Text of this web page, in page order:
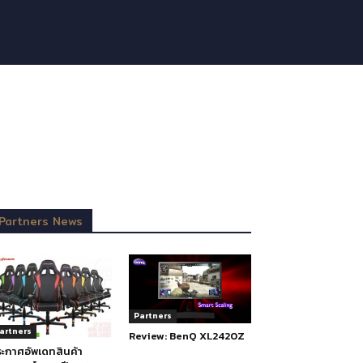
News
กาศอัพเดทสินค้า
Partners
Review: BenQ XL2420Z